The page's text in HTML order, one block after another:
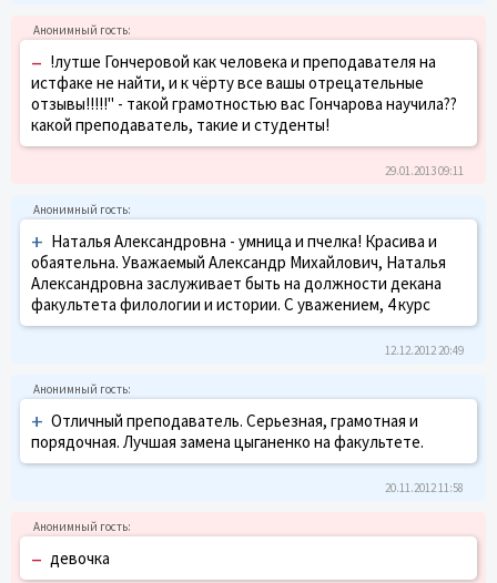
– !лутше Гончеровой как человека и преподавателя на
истфаке не найти, и к чёрту все вашы отрецательные
отзывы!!!!!" - такой грамотностью вас Гончарова научила??
какой преподаватель, такие и студенты!
29.01.2013 09:11
+ Наталья Александровна - умница и пчелка! Красива и
обаятельна. Уважаемый Александр Михайлович, Наталья
Александровна заслуживает быть на должности декана
факультета филологии и истории. С уважением, 4 курс
12.12.2012 20:49
+ Отличный преподаватель. Серьезная, грамотная и
порядочная. Лучшая замена цыганенко на факультете.
20.11.2012 11:58
– девочка